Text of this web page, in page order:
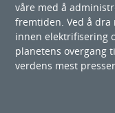
våre med å
fremtiden. Ved å dra
innen elektrifisering
planetens overgang
verdens mest